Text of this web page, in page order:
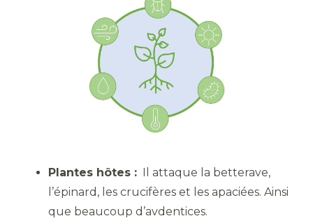
Plantes hôtes : Il attaque la betterave,
l’épinard, les crucifères et les apaciées. Ainsi
que beaucoup d’avdentices.